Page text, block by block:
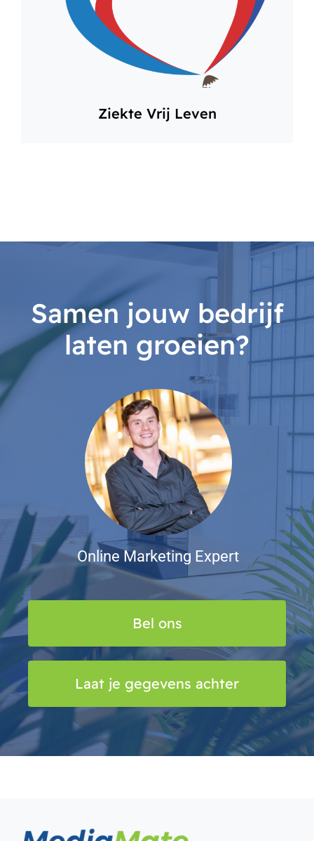
Ziekte Vrij Leven
Samen jouw bedrijf
laten groeien?
Online Marketing Expert
Bel ons
Laat je gegevens achter